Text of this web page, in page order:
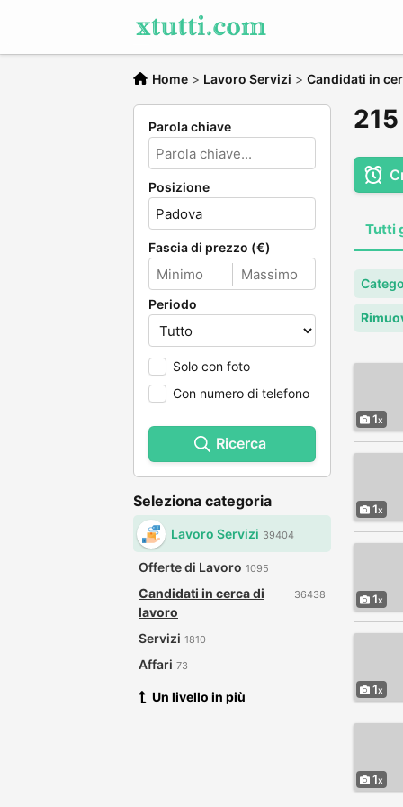
Home > Lavoro Servizi > Candidati in
Parola chiave
Posizione
Fascia di prezzo (€)
Periodo
Solo con foto
Con numero di telefono
Ricerca
Seleziona categoria
Lavoro Servizi 39404
Offerte di Lavoro 1095
Candidati in cerca di
lavoro
36438
Servizi 1810
Affari 73
Un livello in più
Tutti
1
1
1
1
1